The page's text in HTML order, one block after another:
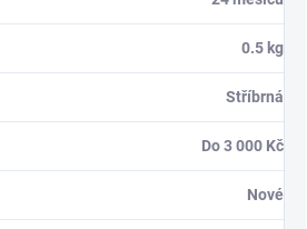
0.5 kg
Stříbrná
Do 3 000 Kč
Nové